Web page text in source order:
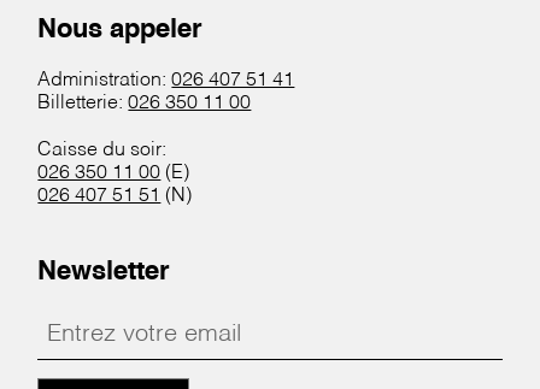
Nous appeler
Administration:026 407 51 41
Billetterie:026 350 11 00
Caisse du soir:
026 350 11 00 (E)
026 407 51 51 (N)
Newsletter